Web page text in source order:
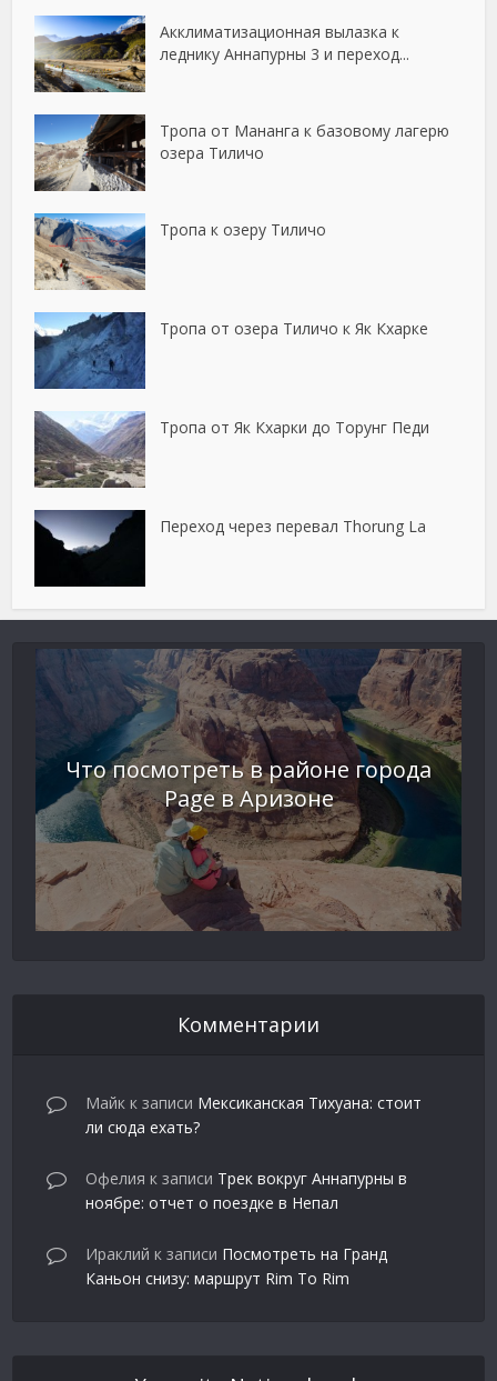
Акклиматизационная вылазка к
леднику Аннапурны 3 и переход...
Тропа от Мананга к базовому лагерю
озера Тиличо
Тропа к озеру Тиличо
Тропа от озера Тиличо к Як Кхарке
Тропа от Як Кхарки до Торунг Педи
Переход через перевал Thorung La
Что посмотреть в районе города
Page в Аризоне
Комментарии
Майк к записи Мексиканская Тихуана: стоит
ли сюда ехать?
Офелия к записи Трек вокруг Аннапурны в
ноябре: отчет о поездке в Непал
Ираклий к записи Посмотреть на Гранд
Каньон снизу: маршрут Rim To Rim